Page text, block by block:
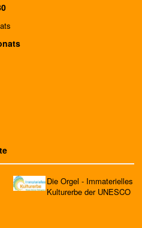
Die Orgel - Immaterielles
Kulturerbe der UNESCO